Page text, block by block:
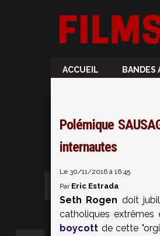
ACCUEIL BANDES
Polémique
internautes
Le 30/11/2016 à 16:45
Par Eric Estrada
Seth Rogen doit
catholiques
boycott de cette